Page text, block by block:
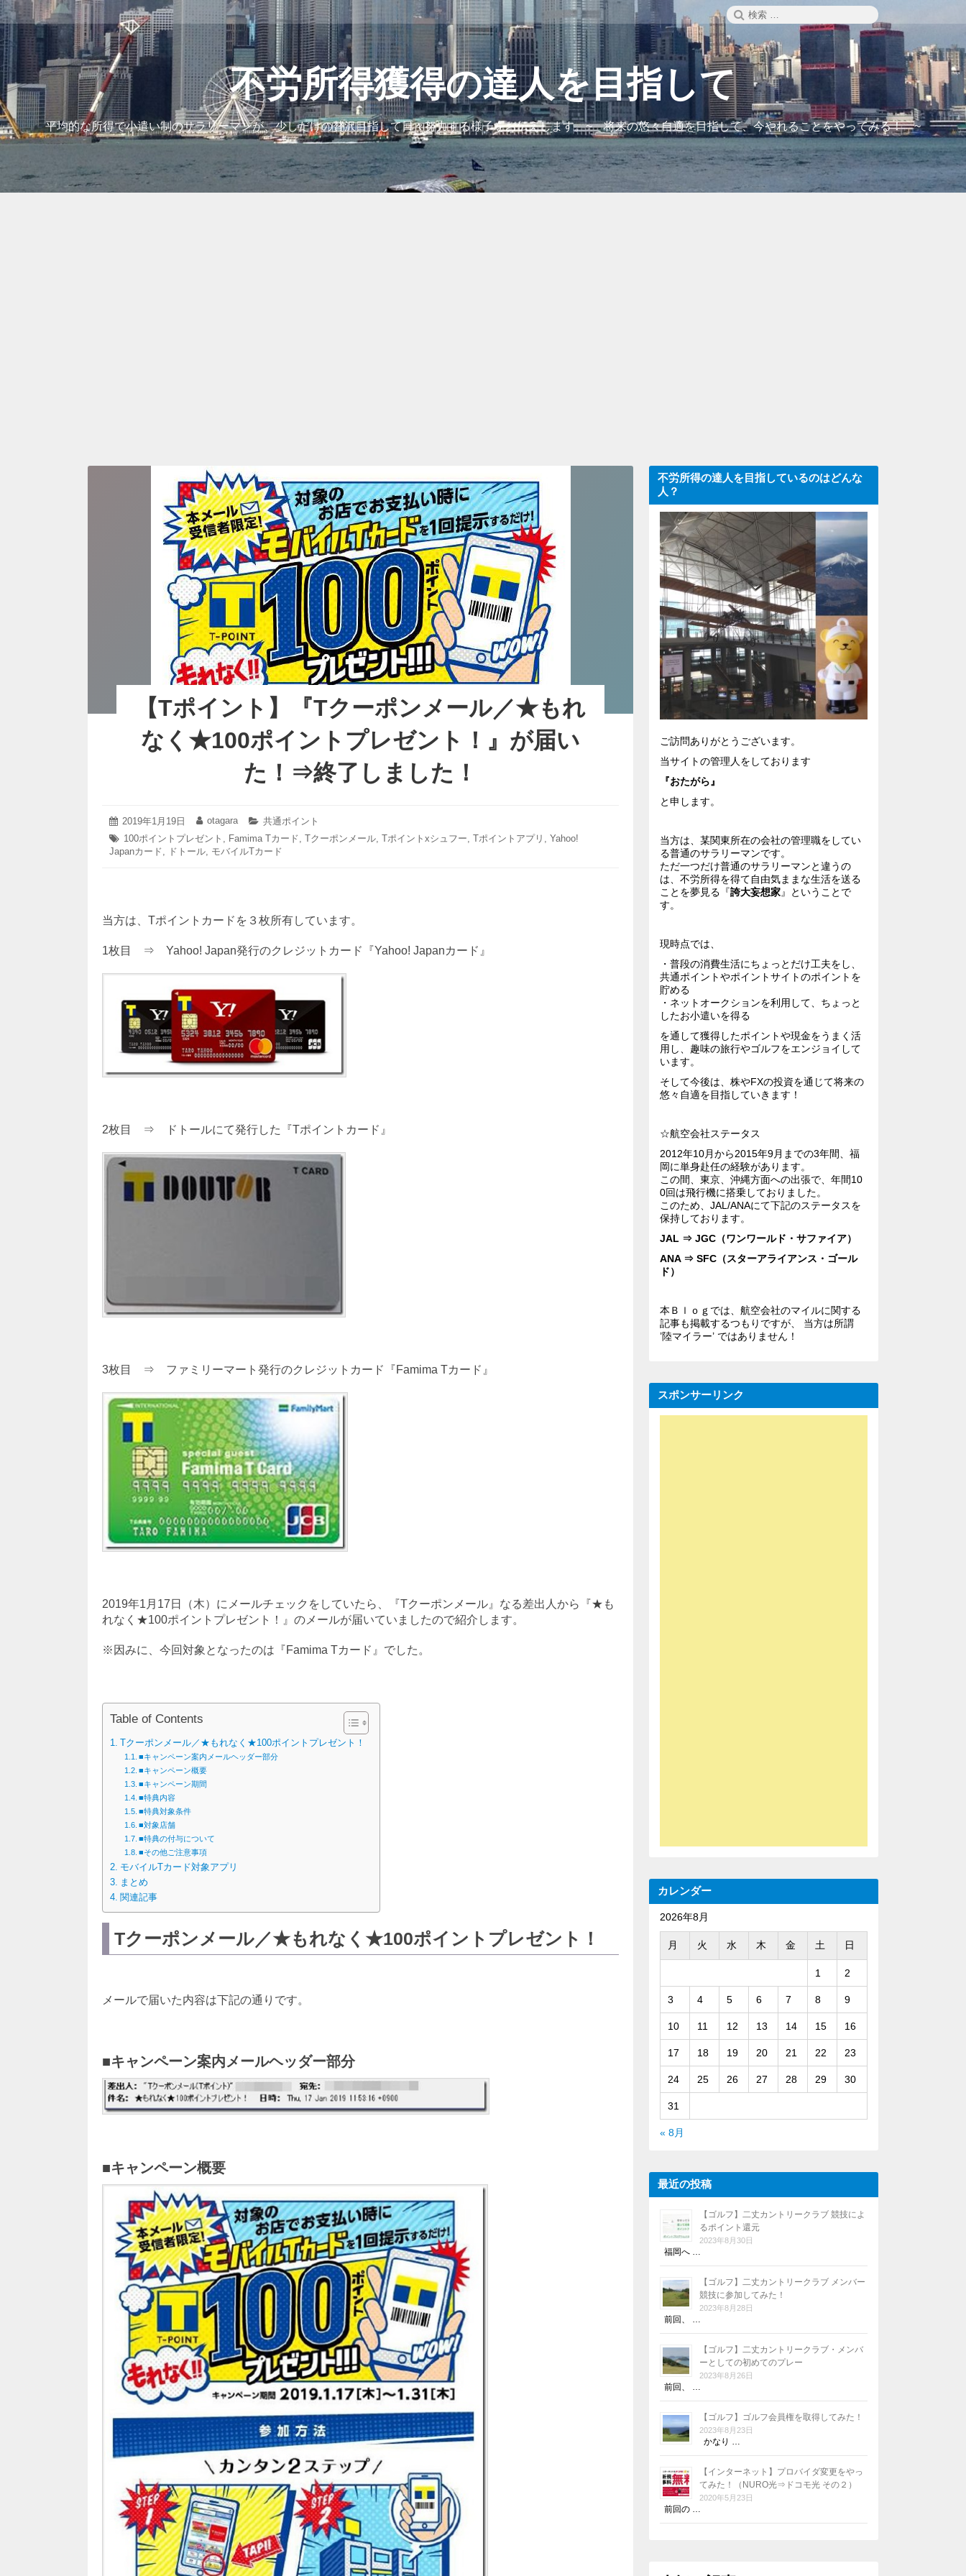
コ
ン
テ
ン
ツ
へ
ス
キ
ッ
プ
検
索:
索
不労所得獲得の達人を目指して
平均的な所得で小遣い制のサラリーマンが、少しだけの贅沢目指して日々努力する様子をお伝えします。~ 将来の悠々自適を目指して、今やれることをやってみる！ ~
【Tポイント】『Tクーポンメール／★もれ
なく★100ポイントプレゼント！』が届い
た！⇒終了しました！
投
稿
日:
2019年1月19日
2019
年
2
投
稿
者:
otagara
カ
テ
共通ポイント
タ
グ:
100ポイントプレゼント , Famima Tカード, Tクーポンメール, Tポイントxシュフー, Tポイントアプリ , Yahoo!
Japanカード, ドトール, モバイルTカード
当方は、Tポイントカードを３枚所有しています。
1枚目 ⇒ Yahoo! Japan発行のクレジットカード『Yahoo! Japanカード』
2枚目 ⇒ ドトールにて発行した『Tポイントカード』
3枚目 ⇒ ファミリーマート発行のクレジットカード『Famima Tカード』
2019年1月17日（木）にメールチェックをしていたら、『Tクーポンメール』なる差出人から『★も
れなく★100ポイントプレゼント！』のメールが届いていましたので紹介します。
※因みに、今回対象となったのは『Famima Tカード』でした。
Table of Contents
Tクーポンメール／★もれなく★100ポイントプレゼント！
■キャンペーン案内メールヘッダー部分
■キャンペーン概要
■キャンペーン期間
■特典内容
■特典対象条件
■対象店舗
■特典の付与について
■その他ご注意事項
モバイルTカード対象アプリ
まとめ
関連記事
Tクーポンメール／★もれなく★100ポイントプレゼント！
メールで届いた内容は下記の通りです。
■キャンペーン案内メールヘッダー部分
■キャンペーン概要
不労所得の達人を目指しているのはどんな
人？
ご訪問ありがとうございます。
当サイトの管理人をしております
『おたがら』
と申します。
当方は、某関東所在の会社の管理職をしてい
る普通のサラリーマンです。
ただ一つだけ普通のサラリーマンと違うの
は、不労所得を得て自由気ままな生活を送る
ことを夢見る『誇大妄想家』ということで
す。
現時点では、
・普段の消費生活にちょっとだけ工夫をし、
共通ポイントやポイントサイトのポイントを
貯める
・ネットオークションを利用して、ちょっと
したお小遣いを得る
を通して獲得したポイントや現金をうまく活
用し、趣味の旅行やゴルフをエンジョイして
います。
そして今後は、株やFXの投資を通じて将来の
悠々自適を目指していきます！
☆航空会社ステータス
2012年10月から2015年9月までの3年間、福
岡に単身赴任の経験があります。
この間、東京、沖縄方面への出張で、年間10
0回は飛行機に搭乗しておりました。
このため、JAL/ANAにて下記のステータスを
保持しております。
JAL ⇒ JGC（ワンワールド・サファイア）
ANA ⇒ SFC（スターアライアンス・ゴール
ド）
本Ｂｌｏｇでは、航空会社のマイルに関する
記事も掲載するつもりですが、 当方は所謂
’陸マイラー’ ではありません！
スポンサーリンク
カレンダー
2026年8月
月 火 水 木 金 土 日
1 2
3 4 5 6 7 8 9
10 11 12 13 14 15 16
17 18 19 20 21 22 23
24 25 26 27 28 29 30
31
« 8月
最近の投稿
【ゴルフ】二丈カントリークラブ 競技によ
るポイント還元
2023年8月30日
福岡へ …
【ゴルフ】二丈カントリークラブ メンバー
競技に参加してみた！
2023年8月28日
前回、 …
【ゴルフ】二丈カントリークラブ・メンバ
ーとしての初めてのプレー
2023年8月26日
前回、 …
【ゴルフ】ゴルフ会員権を取得してみた！
2023年8月23日
かなり …
【インターネット】プロバイダ変更をやっ
てみた！（NURO光⇒ドコモ光 その２）
2020年5月23日
前回の …